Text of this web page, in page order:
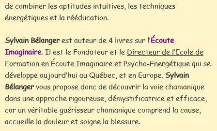
de combiner les aptitudes intuitives, les techniques
énergétiques et la rééducation.
Sylvain Bélangerest auteur de 4 livres sur l’Écoute
Imaginaire. Il est le Fondateur et le Directeur de l’Ecole de
Formation en Écoute Imaginaire et Psycho-Energétiquequi se
développe aujourd’hui au Québec, et en Europe. Sylvain
Bélangervous propose donc de découvrir la voie chamanique
dans une approche rigoureuse, démystificatrice et efficace,
car un véritable guérisseur chamanique comprend la cause,
accueille la douleur et soigne la blessure.